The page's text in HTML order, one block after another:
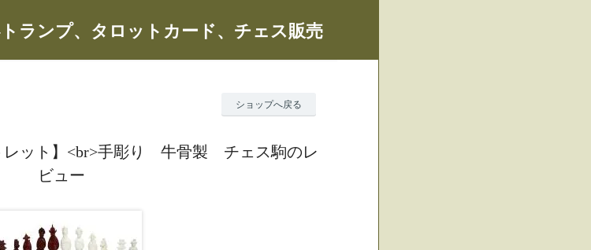
ランプ、タロットカード、チェス販売
ショップへ戻る
レット】<br>手彫り 牛骨製 チェス駒のレ
ビュー